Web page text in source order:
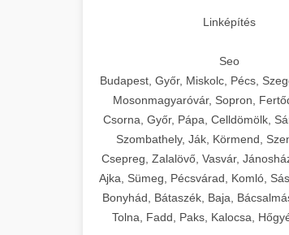
Linképítés
Seo
Budapest, Győr, Miskolc, Pécs,
Mosonmagyaróvár, Sopron,
Csorna, Győr, Pápa, Celldömölk,
Szombathely, Ják, Körmend,
Csepreg, Zalalövő, Vasvár,
Ajka, Sümeg, Pécsvárad, Komló,
Bonyhád, Bátaszék, Baja,
Tolna, Fadd, Paks, Kalocsa,